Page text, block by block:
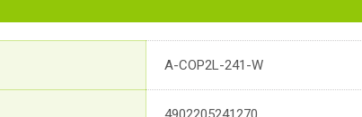
A-COP2L-241-W